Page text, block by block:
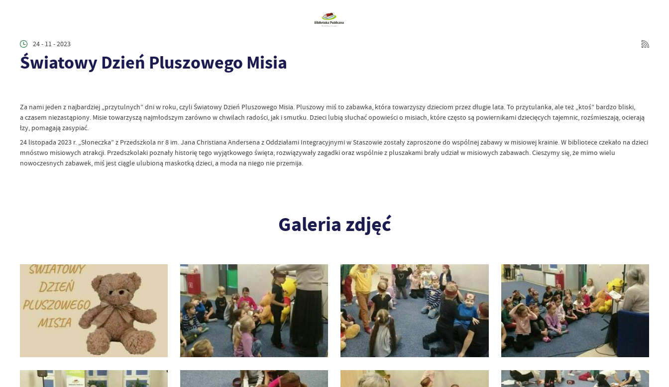
24 - 11 - 2023
Światowy Dzień Pluszowego Misia
Za nami jeden z najbardziej „przytulnych” dni w roku, czyli Światowy Dzień Pluszowego Misia. Pluszowy miś to zabawka, która towarzyszy dzieciom przez długie lata. To przytulanka, ale też „ktoś” bardzo bliski,
a czasem niezastąpiony. Misie towarzyszą najmłodszym zarówno w chwilach radości, jak i smutku. Dzieci lubią słuchać opowieści o misiach, które często są powiernikami dziecięcych tajemnic, rozśmieszają, ocierają
łzy, pomagają zasypiać.
24 listopada 2023 r. „Słoneczka” z Przedszkola nr 8 im. Jana Christiana Andersena z Oddziałami Integracyjnymi w Staszowie zostały zaproszone do wspólnej zabawy w misiowej krainie. W bibliotece czekało na dzieci
mnóstwo misiowych atrakcji. Przedszkolaki poznały historię tego wyjątkowego święta, rozwiązywały zagadki oraz wspólnie z pluszakami brały udział w misiowych zabawach. Cieszymy się, że mimo wielu
nowoczesnych zabawek, miś jest ciągle ulubioną maskotką dzieci, a moda na niego nie przemija.
Galeria zdjęć